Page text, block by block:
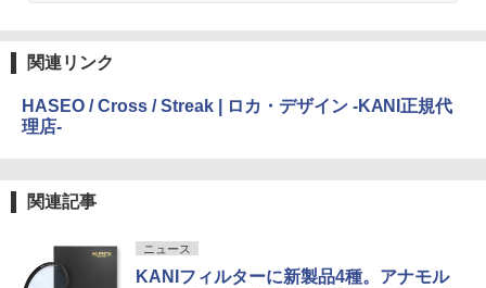
関連リンク
HASEO / Cross / Streak | ロカ・デザイン -KANI正規代
理店-
関連記事
ニュース
KANIフィルターに新製品4種。アナモル